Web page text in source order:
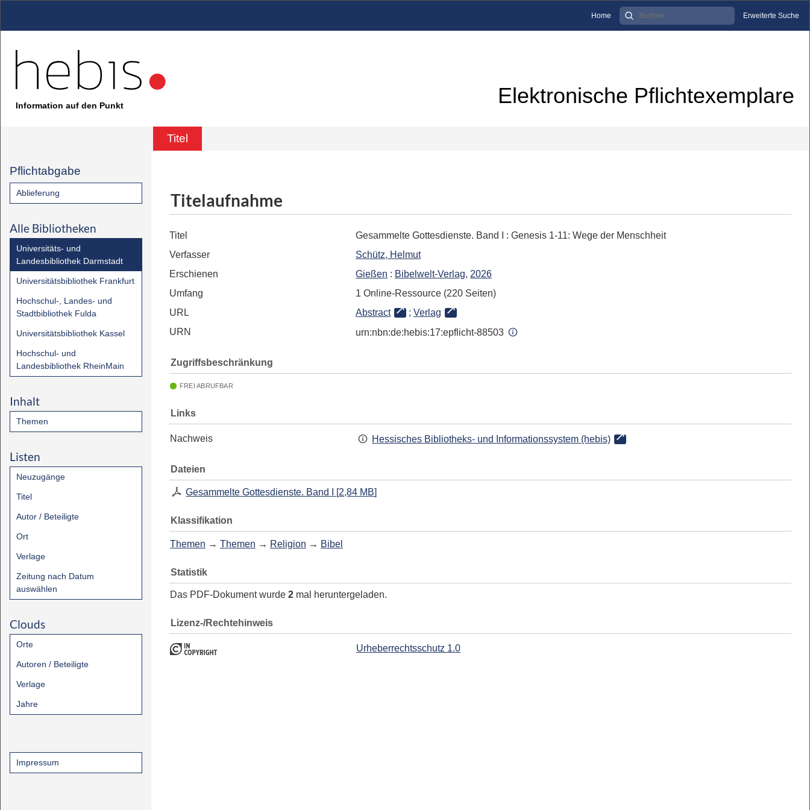
Home Erweiterte Suche
Information auf den Punkt Elektronische Pflichtexemplare
Titel
Pflichtabgabe
Ablieferung
Alle Bibliotheken
Universitäts- und
Landesbibliothek Darmstadt
Universitätsbibliothek Frankfurt
Hochschul-, Landes- und
Stadtbibliothek Fulda
Universitätsbibliothek Kassel
Hochschul- und
Landesbibliothek RheinMain
Inhalt
Themen
Listen
Neuzugänge
Titel
Autor / Beteiligte
Ort
Verlage
Zeitung nach Datum
auswählen
Clouds
Orte
Autoren / Beteiligte
Verlage
Jahre
Impressum
Titelaufnahme
Titel Gesammelte Gottesdienste. Band I : Genesis 1-11: Wege der Menschheit
Verfasser
Schütz, Helmut
Erschienen
Gießen : Bibelwelt-Verlag, 2026
Umfang
1 Online-Ressource (220 Seiten)
URL
Abstract ; Verlag
URN
urn:nbn:de:hebis:17:epflicht-88503
Zugriffsbeschränkung
FREI ABRUFBAR
Links
Nachweis Hessisches Bibliotheks- und Informationssystem (hebis)
Dateien
Gesammelte Gottesdienste. Band I [2,84 MB]
Klassifikation
Themen → Themen → Religion → Bibel
Statistik
Das PDF-Dokument wurde 2 mal heruntergeladen.
Lizenz-/Rechtehinweis
Urheberrechtsschutz 1.0